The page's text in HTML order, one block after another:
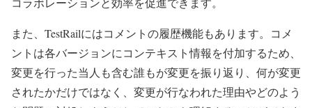
また、TestRailにはコメントの履歴機能もあります。コメ
ントは各バージョンにコンテキスト情報を付加するため、
変更を行った当人も含む誰もが変更を振り返り、何が変更
されたかだけではなく、変更が行なわれた理由やどのよう